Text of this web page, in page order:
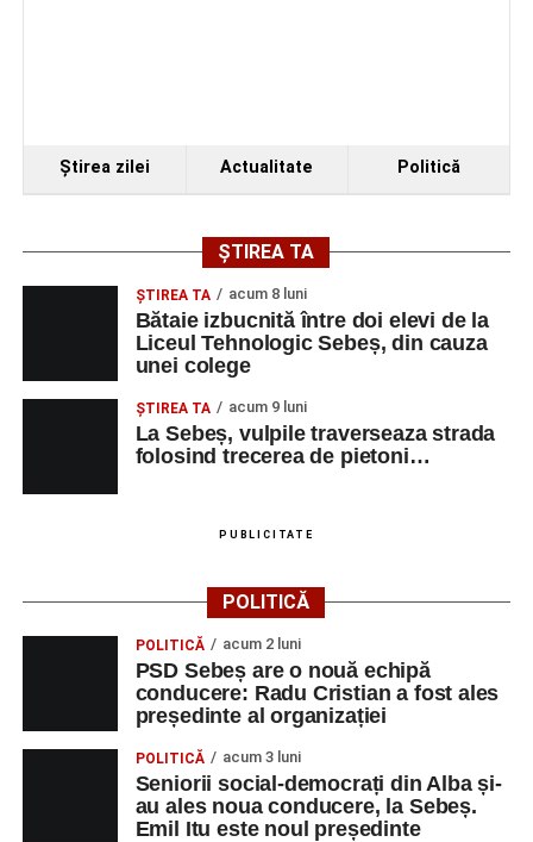
Ştirea zilei Actualitate Politică
ȘTIREA TA
ŞTIREA TA acum 8 luni
Bătaie izbucnită între doi elevi de la
Liceul Tehnologic Sebeș, din cauza
unei colege
ŞTIREA TA acum 9 luni
La Sebeș, vulpile traverseaza strada
folosind trecerea de pietoni…
PUBLICITATE
POLITICĂ
POLITICĂ acum 2 luni
PSD Sebeș are o nouă echipă
conducere: Radu Cristian a fost ales
președinte al organizației
POLITICĂ acum 3 luni
Seniorii social-democrați din Alba și-
au ales noua conducere, la Sebeș.
Emil Itu este noul președinte